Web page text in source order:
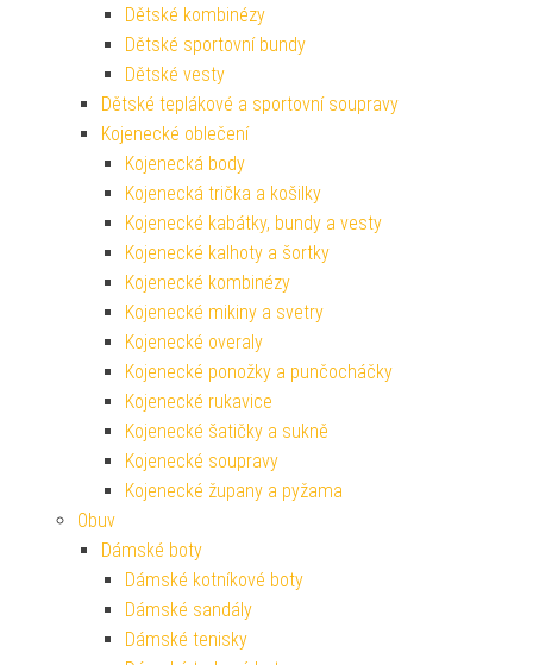
Dětské kombinézy
Dětské sportovní bundy
Dětské vesty
Dětské teplákové a sportovní soupravy
Kojenecké oblečení
Kojenecká body
Kojenecká trička a košilky
Kojenecké kabátky, bundy a vesty
Kojenecké kalhoty a šortky
Kojenecké kombinézy
Kojenecké mikiny a svetry
Kojenecké overaly
Kojenecké ponožky a punčocháčky
Kojenecké rukavice
Kojenecké šatičky a sukně
Kojenecké soupravy
Kojenecké župany a pyžama
Obuv
Dámské boty
Dámské kotníkové boty
Dámské sandály
Dámské tenisky